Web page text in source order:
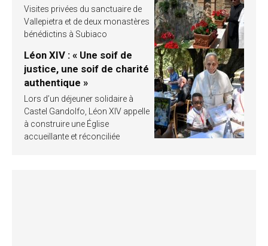
Visites privées du sanctuaire de
Vallepietra et de deux monastères
bénédictins à Subiaco
Léon XIV : « Une soif de
justice, une soif de charité
authentique »
Lors d’un déjeuner solidaire à
Castel Gandolfo, Léon XIV appelle
à construire une Église
accueillante et réconciliée